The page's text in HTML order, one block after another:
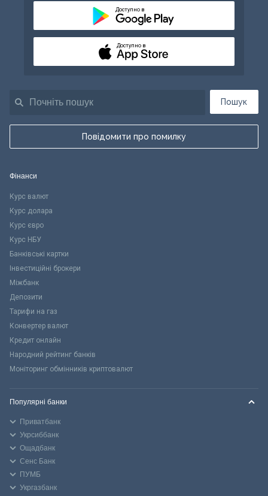
Пошук
Повідомити про помилку
Доступно в
Доступно в
Фінанси
Курс валют
Курс долара
Курс євро
Курс НБУ
Банківські картки
Інвестиційні брокери
Міжбанк
Депозити
Тарифи на газ
Конвертер валют
Кредит онлайн
Народний рейтинг банків
Моніторинг обмінників криптовалют
Популярні банки
Приватбанк
Укрсиббанк
Ощадбанк
Сенс Банк
ПУМБ
Укргазбанк